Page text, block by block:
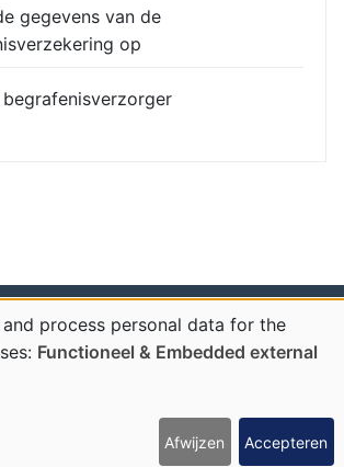
gegevens van de
op
begrafenisverzorger
ES Vlaardingen | Tel: 010 460 05 09 |
| KvK Rotterdam
process personal data for the
Functioneel & Embedded external
Afwijzen Accepteren